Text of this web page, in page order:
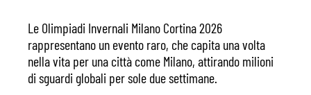
Le Olimpiadi Invernali Milano Cortina 2026
rappresentano un evento raro, che capita una volta
nella vita per una città come Milano, attirando milioni
di sguardi globali per sole due settimane.